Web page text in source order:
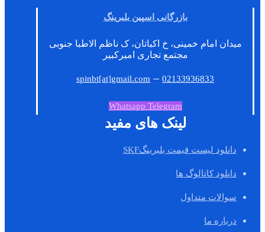
بازرگانی اسپین بلبرینگ
میدان امام خمینی، خ اکباتان، ک ناظم الاطبا جنوبی
مجتمع تجاری امیرکبیر
spinbt[at]gmail.com –02133936833
Whatsapp Telegram
لینک های مفید
دانلود لیست قیمت بلبرینگSKF
دانلود کاتالوگ ها
سوالات متداول
درباره ما